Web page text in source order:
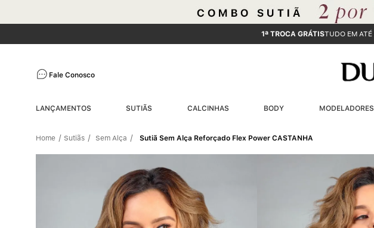
1ª TROCA GRÁTISTUDO EM ATÉ
Fale Conosco
LANÇAMENTOS SUTIÃS CALCINHAS BODY MODELADORES
Sutiãs Sem Alça Sutiã Sem Alça Reforçado Flex Power CASTANHA